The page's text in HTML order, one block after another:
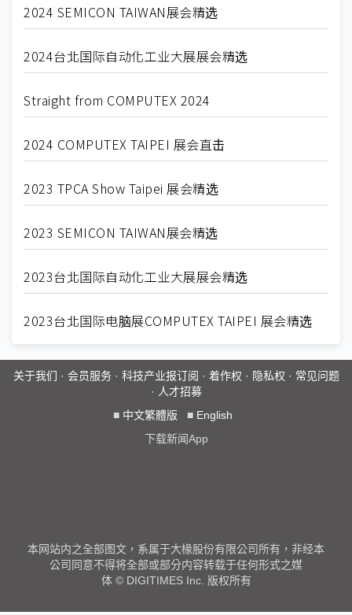
2024 SEMICON TAIWAN展会精选
2024台北国际自动化工业大展展会精选
Straight from COMPUTEX 2024
2024 COMPUTEX TAIPEI 展会直击
2023 TPCA Show Taipei 展会精选
2023 SEMICON TAIWAN展会精选
2023台北国际自动化工业大展展会精选
2023台北国际电脑展COMPUTEX TAIPEI 展会精选
关于我们 · 会员服务· 科技产业报订阅 · 着作权 · 隐私权 · 常见问题
· 人才招募
■ 中文繁體版 ■ English
下载新闻App
本网站内之全部图文，系属于大椽股份有限公司所有，非经本
公司同意不得将全部或部分内容转载于任何形式之媒
体 © DIGITIMES Inc. 版权所有